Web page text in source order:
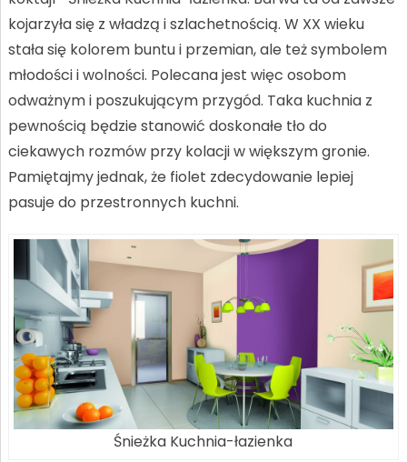
kojarzyła się z władzą i szlachetnością. W XX wieku
stała się kolorem buntu i przemian, ale też symbolem
młodości i wolności. Polecana jest więc osobom
odważnym i poszukującym przygód. Taka kuchnia z
pewnością będzie stanowić doskonałe tło do
ciekawych rozmów przy kolacji w większym gronie.
Pamiętajmy jednak, że fiolet zdecydowanie lepiej
pasuje do przestronnych kuchni.
Śnieżka Kuchnia-łazienka